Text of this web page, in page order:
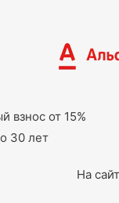
взнос от 15%
30 лет
На